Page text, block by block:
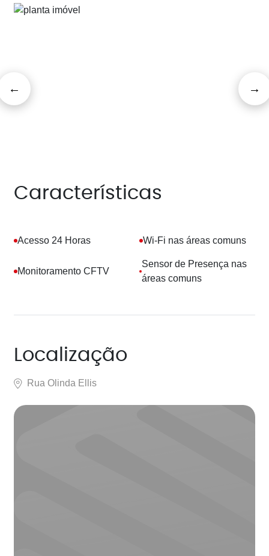
Características
Acesso 24 Horas Wi-Fi nas áreas comuns
Monitoramento CFTV
Sensor de Presença nas
áreas comuns
Localização
Rua Olinda Ellis